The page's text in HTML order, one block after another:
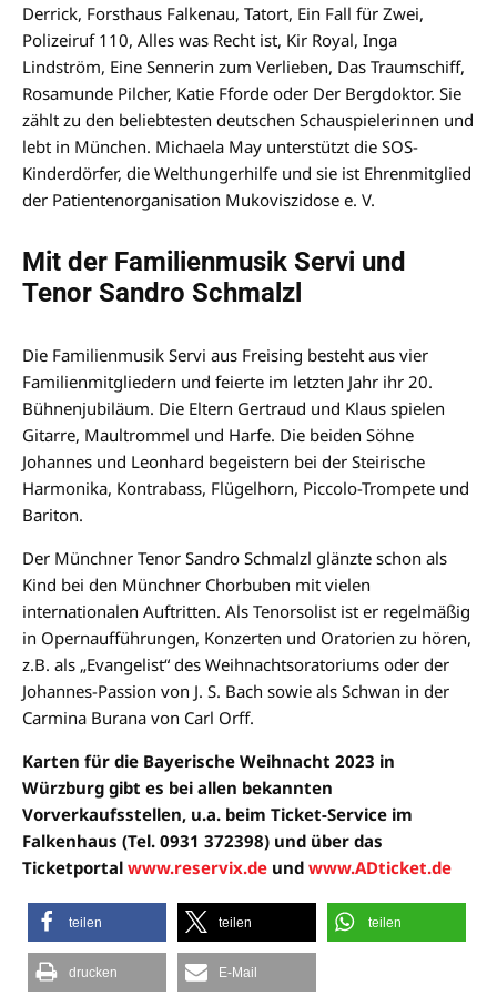
Derrick, Forsthaus Falkenau, Tatort, Ein Fall für Zwei,
Polizeiruf 110, Alles was Recht ist, Kir Royal, Inga
Lindström, Eine Sennerin zum Verlieben, Das Traumschiff,
Rosamunde Pilcher, Katie Fforde oder Der Bergdoktor. Sie
zählt zu den beliebtesten deutschen Schauspielerinnen und
lebt in München. Michaela May unterstützt die SOS-
Kinderdörfer, die Welthungerhilfe und sie ist Ehrenmitglied
der Patientenorganisation Mukoviszidose e. V.
Mit der Familienmusik Servi und
Tenor Sandro Schmalzl
Die Familienmusik Servi aus Freising besteht aus vier
Familienmitgliedern und feierte im letzten Jahr ihr 20.
Bühnenjubiläum. Die Eltern Gertraud und Klaus spielen
Gitarre, Maultrommel und Harfe. Die beiden Söhne
Johannes und Leonhard begeistern bei der Steirische
Harmonika, Kontrabass, Flügelhorn, Piccolo-Trompete und
Bariton.
Der Münchner Tenor Sandro Schmalzl glänzte schon als
Kind bei den Münchner Chorbuben mit vielen
internationalen Auftritten. Als Tenorsolist ist er regelmäßig
in Opernaufführungen, Konzerten und Oratorien zu hören,
z.B. als „Evangelist“ des Weihnachtsoratoriums oder der
Johannes-Passion von J. S. Bach sowie als Schwan in der
Carmina Burana von Carl Orff.
Karten für die Bayerische Weihnacht 2023 in
Würzburg gibt es bei allen bekannten
Vorverkaufsstellen, u.a. beim Ticket-Service im
Falkenhaus (Tel. 0931 372398) und über das
Ticketportal www.reservix.de und www.ADticket.de
teilen teilen teilen
drucken E-Mail